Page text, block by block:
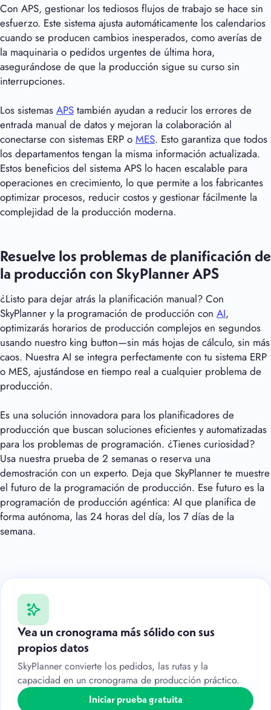
Con APS, gestionar los tediosos flujos de trabajo se hace sin
esfuerzo. Este sistema ajusta automáticamente los calendarios
cuando se producen cambios inesperados, como averías de
la maquinaria o pedidos urgentes de última hora,
asegurándose de que la producción sigue su curso sin
interrupciones.
Los sistemas APS también ayudan a reducir los errores de
entrada manual de datos y mejoran la colaboración al
conectarse con sistemas ERP o MES. Esto garantiza que todos
los departamentos tengan la misma información actualizada.
Estos beneficios del sistema APS lo hacen escalable para
operaciones en crecimiento, lo que permite a los fabricantes
optimizar procesos, reducir costos y gestionar fácilmente la
complejidad de la producción moderna.
Resuelve los problemas de planificación de
la producción con SkyPlanner APS
¿Listo para dejar atrás la planificación manual? Con
SkyPlanner y la programación de producción con AI,
optimizarás horarios de producción complejos en segundos
usando nuestro king button—sin más hojas de cálculo, sin más
caos. Nuestra AI se integra perfectamente con tu sistema ERP
o MES, ajustándose en tiempo real a cualquier problema de
producción.
Es una solución innovadora para los planificadores de
producción que buscan soluciones eficientes y automatizadas
para los problemas de programación. ¿Tienes curiosidad?
Usa nuestra prueba de 2 semanas o reserva una
demostración con un experto. Deja que SkyPlanner te muestre
el futuro de la programación de producción. Ese futuro es la
programación de producción agéntica: AI que planifica de
forma autónoma, las 24 horas del día, los 7 días de la
semana.
Vea un cronograma más sólido con sus
propios datos
SkyPlanner convierte los pedidos, las rutas y la
capacidad en un cronograma de producción práctico.
Iniciar prueba gratuita